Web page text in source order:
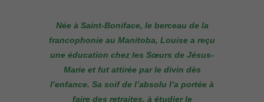
Née à Saint-Boniface, le berceau de la
francophonie au Manitoba, Louise a reçu
une éducation chez les Sœurs de Jésus-
Marie et fut attirée par le divin dès
l’enfance. Sa soif de l’absolu l’a portée à
faire des retraites, à étudier le